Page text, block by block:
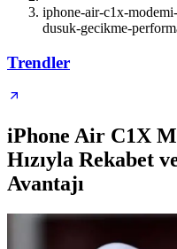
iphone-air-c1x-
dusuk-gecikme-
Trendler
iPhone Air C1X
Hızıyla Rekabet
Avantajı